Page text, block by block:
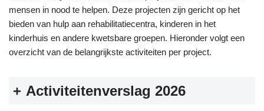
mensen in nood te helpen. Deze projecten zijn gericht op het
bieden van hulp aan rehabilitatiecentra, kinderen in het
kinderhuis en andere kwetsbare groepen. Hieronder volgt een
overzicht van de belangrijkste activiteiten per project.
+ Activiteitenverslag 2026